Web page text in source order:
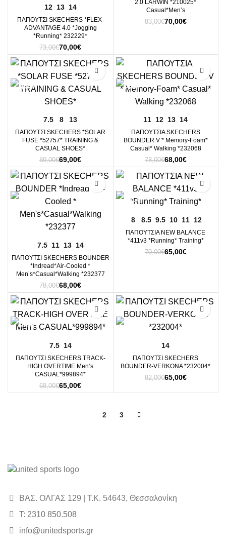
12 13 14
ΠΑΠΟΥΤΣΙ SKECHERS *FLEX-
ADVANTAGE 4.0 *Jogging
*Running* 232229*
73,00€Original
price
was:
73,00€.
70,00€Η
τρέχουσα
τιμή
είναι:
2.0 LARWIN *210025*
Casual*Men’s
83,00€Original
70,00€Η
70,00€.
7.5 8 13
ΠΑΠΟΥΤΣΙ SKECHERS *SOLAR
FUSE *52757* TRAINING &
CASUAL SHOES*
89,00€Original
price
was:
89,00€.
69,00€Η
τρέχουσα
τιμή
είναι:
11 12 13 14
ΠΑΠΟΥΤΣΙΑ SKECHERS
BOUNDER V * Memory-Foam*
Casual* Walking *232068
78,00€Original
price
was:
78,00€.
68,00€Η
τρέχουσα
τιμή
είναι:
7.5 11 13 14
ΠΑΠΟΥΤΣΙ SKECHERS BOUNDER
*Indread*Air-Cooled *
Men’s*Casual*Walking *232377
78,00€Original
price
was:
78,00€.
68,00€Η
τρέχουσα
τιμή
είναι:
8 8.5 9.5 10 11 12
ΠΑΠΟΥΤΣΙΑ NEW BALANCE
*411v3 *Running* Training*
70,00€Original
65,00€Η
7.5 14
ΠΑΠΟΥΤΣΙ SKECHERS TRACK-
HIGH OVERTIME Men’s
CASUAL*999894*
68,00€Original
price
65,00€Η
τρέχουσα
14
ΠΑΠΟΥΤΣΙ SKECHERS
BOUNDER-VERKONA *232004*
82,00€Original
was:
65,00€Η
τιμή
2 3
ΒΑΣ. ΟΛΓΑΣ 129 | Τ.Κ. 54643, Θεσσαλονίκη
Τ: 2310 850.508
info@unitedsports.gr